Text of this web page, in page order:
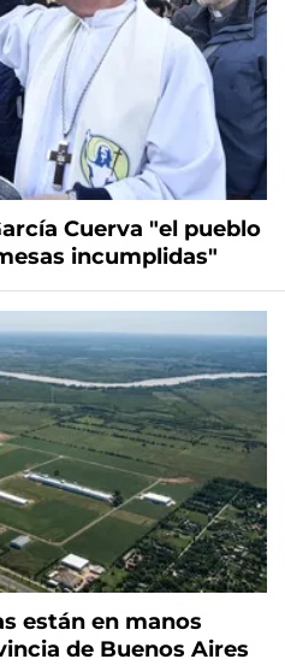
Cuerva "el pueblo
incumplidas"
están en manos
de Buenos Aires